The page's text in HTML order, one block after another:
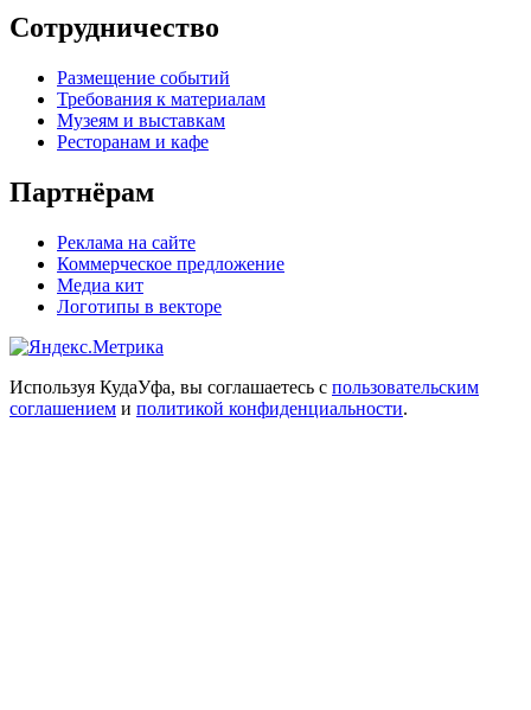
Сотрудничество
Размещение событий
Требования к материалам
Музеям и выставкам
Ресторанам и кафе
Партнёрам
Реклама на сайте
Коммерческое предложение
Медиа кит
Логотипы в векторе
Используя КудаУфа, вы соглашаетесь с пользовательским
соглашением и политикой конфиденциальности.